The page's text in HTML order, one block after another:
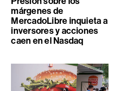
márgenes de
MercadoLibre inquieta a
inversores y acciones
caen en el Nasdaq